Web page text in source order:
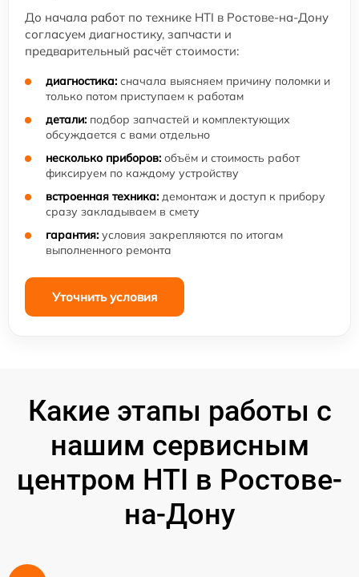
До начала работ по технике HTI в Ростове-на-Дону
согласуем диагностику, запчасти и
предварительный расчёт стоимости:
диагностика: сначала выясняем причину поломки и
только потом приступаем к работам
детали: подбор запчастей и комплектующих
обсуждается с вами отдельно
несколько приборов: объём и стоимость работ
фиксируем по каждому устройству
встроенная техника: демонтаж и доступ к прибору
сразу закладываем в смету
гарантия: условия закрепляются по итогам
выполненного ремонта
Уточнить условия
Какие этапы работы с
нашим сервисным
центром HTI в Ростове-
на-Дону